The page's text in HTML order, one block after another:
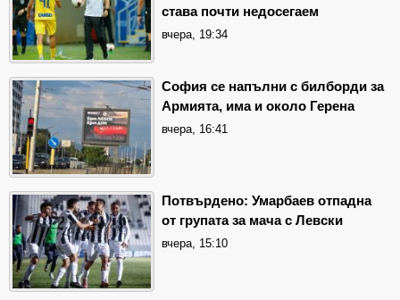
става почти недосегаем
вчера, 19:34
София се напълни с билборди за
Армията, има и около Герена
вчера, 16:41
Потвърдено: Умарбаев отпадна
от групата за мача с Левски
вчера, 15:10